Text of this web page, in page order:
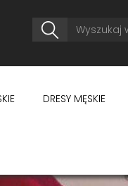
DRESY MĘSKIE